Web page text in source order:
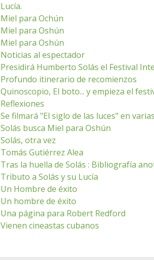
Lucía.
Miel para Ochún
Miel para Oshún
Miel para Oshún
Noticias al espectador
Presidirá Humberto Solás el Festival
Profundo itinerario de recomienzos
Quinoscopio, El boto... y empieza el
Reflexiones
Se filmará "El siglo de las luces" en
Solás busca Miel para Oshún
Solás, otra vez
Tomás Gutiérrez Alea
Tras la huella de Solás : Bibliografía
Tributo a Solás y su Lucía
Un Hombre de éxito
Un hombre de éxito
Una página para Robert Redford
Vienen cineastas cubanos